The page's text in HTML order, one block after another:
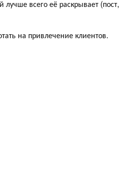
всего её раскрывает (пост,
на привлечение клиентов.